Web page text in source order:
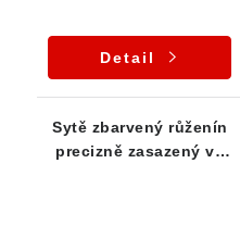
Detail
Sytě zbarvený růženín
precizně zasazený ve